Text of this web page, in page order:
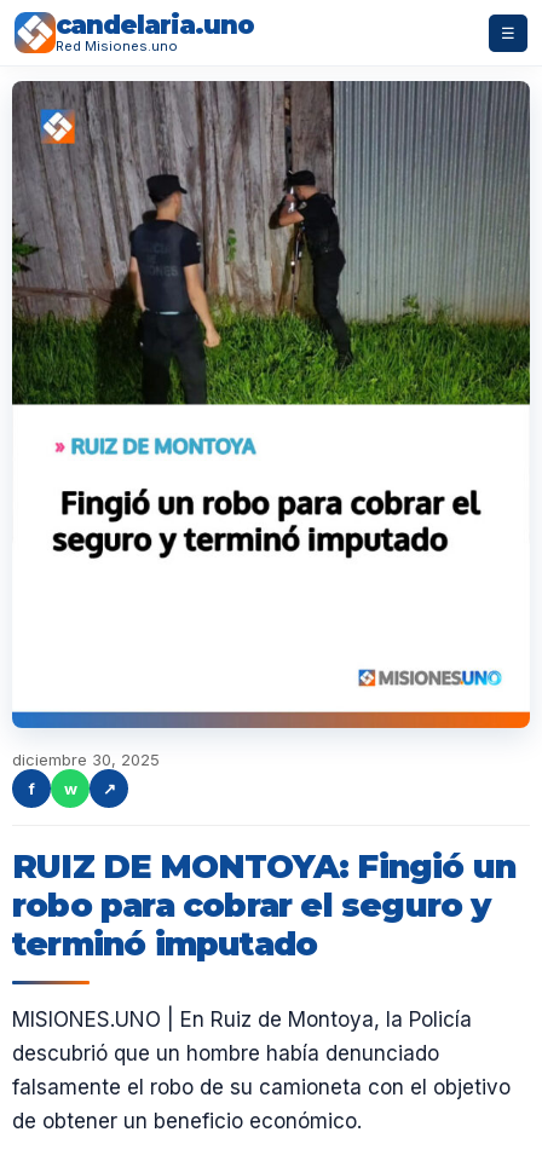
candelaria.uno
Red Misiones.uno
☰
diciembre 30, 2025
f
w ↗
RUIZ DE MONTOYA: Fingió un
robo para cobrar el seguro y
terminó imputado
MISIONES.UNO | En Ruiz de Montoya, la Policía
descubrió que un hombre había denunciado
falsamente el robo de su camioneta con el objetivo
de obtener un beneficio económico.